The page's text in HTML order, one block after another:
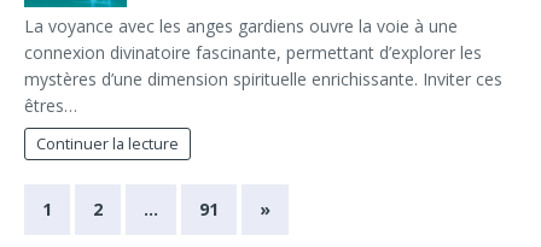
La voyance avec les anges gardiens ouvre la voie à une
connexion divinatoire fascinante, permettant d’explorer les
mystères d’une dimension spirituelle enrichissante. Inviter ces
êtres…
Continuer la lecture
1 2 … 91 »